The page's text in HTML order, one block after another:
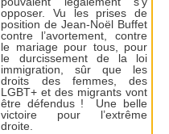
opposer. Vu les prises de
position de Jean-Noël Buffet
contre l’avortement, contre
le mariage pour tous, pour
le durcissement de la loi
immigration, sûr que les
droits des femmes, des
LGBT+ et des migrants vont
être défendus ! Une belle
victoire pour l’extrême
droite.